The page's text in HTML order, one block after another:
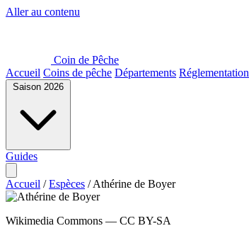
Aller au contenu
Coin de Pêche
Accueil Coins de pêche Départements Réglementation
Saison 2026
Guides
Accueil / Espèces / Athérine de Boyer
Wikimedia Commons — CC BY-SA